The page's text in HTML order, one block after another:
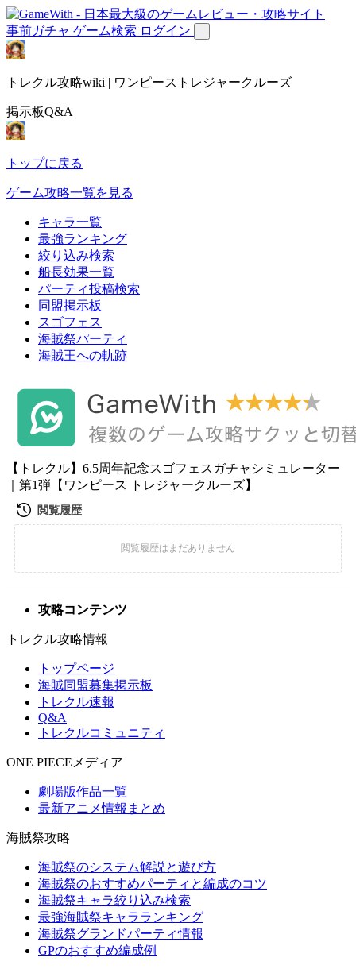
事前ガチャ ゲーム検索 ログイン
トレクル攻略wiki | ワンピーストレジャークルーズ
掲示板Q&A
トップに戻る
ゲーム攻略一覧を見る
キャラ一覧
最強ランキング
絞り込み検索
船長効果一覧
パーティ投稿検索
同盟掲示板
スゴフェス
海賊祭パーティ
海賊王への軌跡
【トレクル】6.5周年記念スゴフェスガチャシミュレーター
｜第1弾【ワンピース トレジャークルーズ】
攻略コンテンツ
トレクル攻略情報
トップページ
海賊同盟募集掲示板
トレクル速報
Q&A
トレクルコミュニティ
ONE PIECEメディア
劇場版作品一覧
最新アニメ情報まとめ
海賊祭攻略
海賊祭のシステム解説と遊び方
海賊祭のおすすめパーティと編成のコツ
海賊祭キャラ絞り込み検索
最強海賊祭キャラランキング
海賊祭グランドパーティ情報
GPのおすすめ編成例